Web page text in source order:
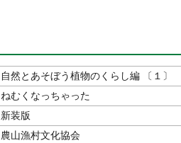
自然とあそぼう植物のくらし編 〔１〕
ねむくなっちゃった
新装版
農山漁村文化協会